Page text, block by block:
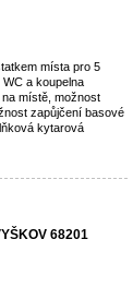
místa pro 5
a koupelna
místě, možnost
zapůjčení basové
kytarová
68201